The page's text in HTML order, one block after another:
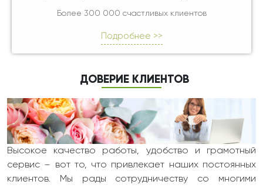
Более 300 000 счастливых клиентов
Подробнее >>
ДОВЕРИЕ КЛИЕНТОВ
Высокое качество работы, удобство и грамотный
сервис – вот то, что привлекает наших постоянных
клиентов. Мы рады сотрудничеству со многими